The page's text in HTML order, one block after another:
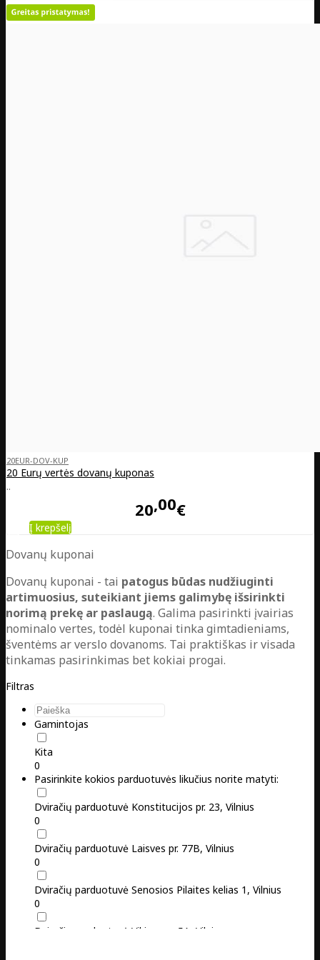
20EUR-DOV-KUP
20 Eurų vertės dovanų kuponas
..
20 00€
Į krepšelį
Dovanų kuponai
Dovanų kuponai - tai patogus būdas nudžiuginti
artimuosius, suteikiant jiems galimybę išsirinkti
norimą prekę ar paslaugą. Galima pasirinkti įvairias
nominalo vertes, todėl kuponai tinka gimtadieniams,
šventėms ar verslo dovanoms. Tai praktiškas ir visada
tinkamas pasirinkimas bet kokiai progai.
Filtras
Gamintojas
Kita
0
Pasirinkite kokios parduotuvės likučius norite matyti:
Dviračių parduotuvė Konstitucijos pr. 23, Vilnius
0
Dviračių parduotuvė Laisves pr. 77B, Vilnius
0
Dviračių parduotuvė Senosios Pilaites kelias 1, Vilnius
0
Dviračių parduotuvė Vikingų g. 5A, Vilnius